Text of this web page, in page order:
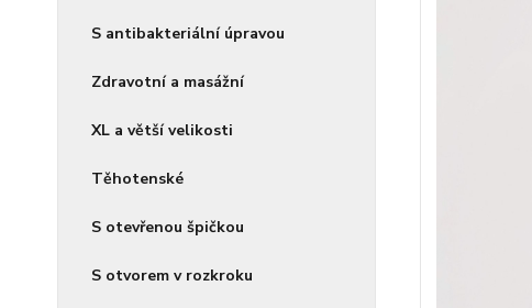
S antibakteriální úpravou
Zdravotní a masážní
XL a větší velikosti
Těhotenské
S otevřenou špičkou
S otvorem v rozkroku